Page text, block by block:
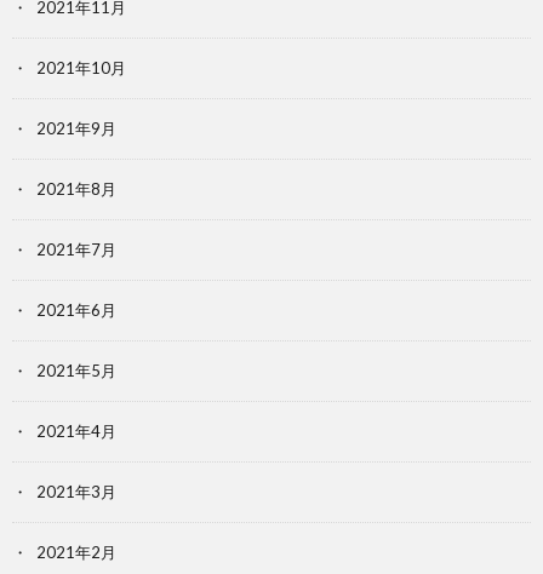
2021年11月
2021年10月
2021年9月
2021年8月
2021年7月
2021年6月
2021年5月
2021年4月
2021年3月
2021年2月